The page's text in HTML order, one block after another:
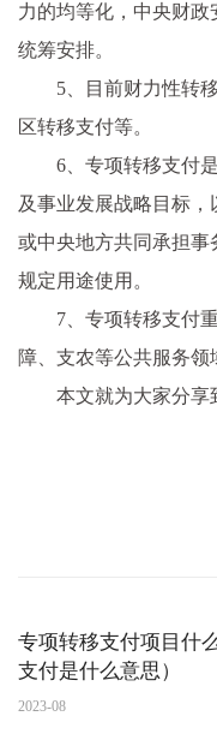
力的均等化，中央财
统筹安排。
5、目前财力性转
区转移支付等。
6、专项转移支付
及事业发展战略目标
或中央地方共同承担
规定用途使用。
7、专项转移支付
障、支农等公共服务领
本文就为大家分享
专项转移支付项目什
支付是什么意思）
2023-08